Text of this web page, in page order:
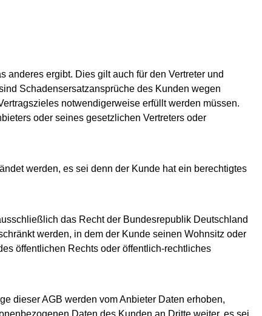
ergibt. Dies gilt auch für den Vertreter und
Schadensersatzansprüche des Kunden wegen
notwendigerweise erfüllt werden müssen.
oder seines gesetzlichen Vertreters oder
werden, es sei denn der Kunde hat ein berechtigtes
das Recht der Bundesrepublik Deutschland
werden, in dem der Kunde seinen Wohnsitz oder
öffentlichen Rechts oder öffentlich-rechtliches
dieser AGB werden vom Anbieter Daten erhoben,
Daten des Kunden an Dritte weiter, es sei